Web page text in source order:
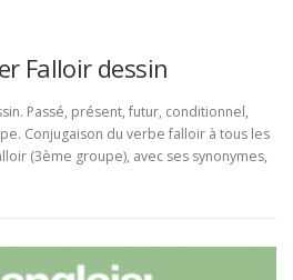
Falloir dessin
Passé, présent, futur, conditionnel,
Conjugaison du verbe falloir à tous les
(3ème groupe), avec ses synonymes,